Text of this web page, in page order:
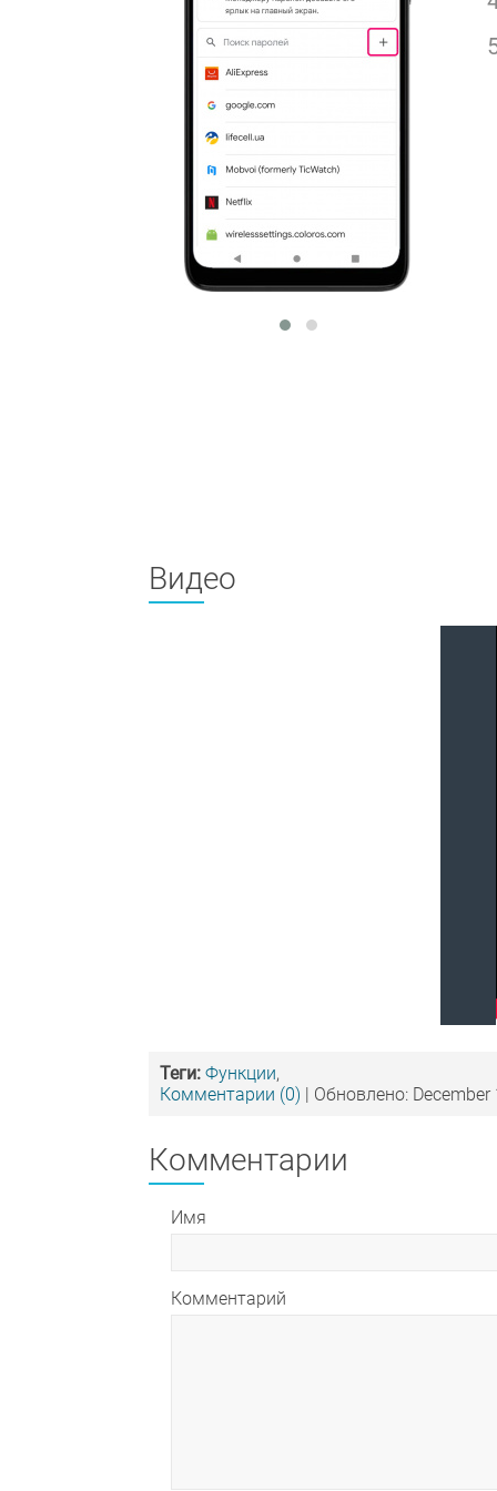
Видео
Теги: Функции,
Комментарии (0) | Обновлено: December
Комментарии
Имя
Комментарий